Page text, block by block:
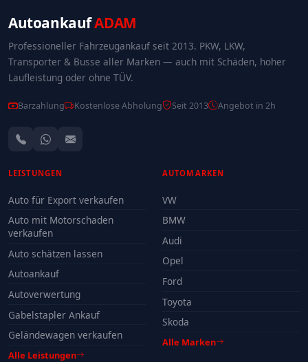
AutoankaufADAM
Professioneller Fahrzeugankauf seit 2013. PKW, LKW,
Transporter & Busse aller Marken — auch mit Schäden, hoher
Laufleistung oder ohne TÜV.
Barzahlung Kostenlose Abholung Seit 2013 Angebot in 2h
LEISTUNGEN
Auto für Export verkaufen
Auto mit Motorschaden
verkaufen
Auto schätzen lassen
Autoankauf
Autoverwertung
Gabelstapler Ankauf
Geländewagen verkaufen
Alle Leistungen
AUTOMARKEN
VW
BMW
Audi
Opel
Ford
Toyota
Skoda
Alle Marken